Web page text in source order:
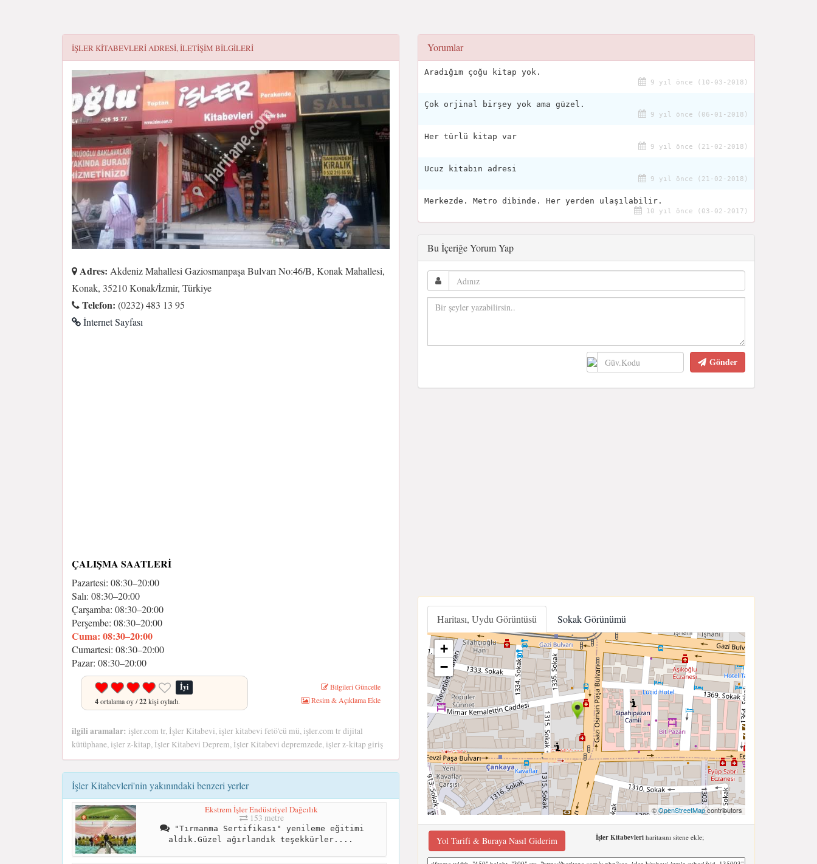
İŞLER KITABEVLERIADRESI, ILETIŞIM BILGILERI
Adres: Akdeniz Mahallesi Gaziosmanpaşa Bulvarı No:46/B, Konak Mahallesi,
Konak, 35210 Konak/İzmir, Türkiye
Telefon: (0232) 483 13 95
İnternet Sayfası
ÇALIŞMA SAATLERI
Pazartesi: 08:30–20:00
Salı: 08:30–20:00
Çarşamba: 08:30–20:00
Perşembe: 08:30–20:00
Cuma: 08:30–20:00
Cumartesi: 08:30–20:00
Pazar: 08:30–20:00
İyi
4ortalama oy /22kişi oyladı.
Bilgileri Güncelle
Resim & Açıklama Ekle
ilgili aramalar: işler.com tr, İşler Kitabevi, işler kitabevi fetö'cü mü, işler.com tr dijital
kütüphane, işler z-kitap, İşler Kitabevi Deprem, İşler Kitabevi depremzede, işler z-kitap giriş
İşler Kitabevleri'nin yakınındaki benzeri yerler
Ekstrem İşler Endüstriyel Dağcılık
153 metre
"Tırmanma Sertifikası" yenileme eğitimi
aldık.Güzel ağırlandık teşekkürler....
Yorumlar
Aradığım çoğu kitap yok.
9 yıl önce (10-03-2018)
Çok orjinal birşey yok ama güzel.
9 yıl önce (06-01-2018)
Her türlü kitap var
9 yıl önce (21-02-2018)
Ucuz kitabın adresi
9 yıl önce (21-02-2018)
Merkezde. Metro dibinde. Her yerden ulaşılabilir.
10 yıl önce (03-02-2017)
Bu İçeriğe Yorum Yap
Gönder
Haritası, Uydu Görüntüsü Sokak Görünümü
+
−
©OpenStreetMapcontributors
Yol Tarifi & Buraya Nasıl Giderim İşler Kitabevleriharitasını sitene ekle;